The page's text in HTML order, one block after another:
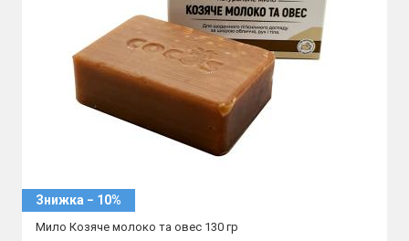
Знижка − 10%
Мило Козяче молоко та овес 130 гр